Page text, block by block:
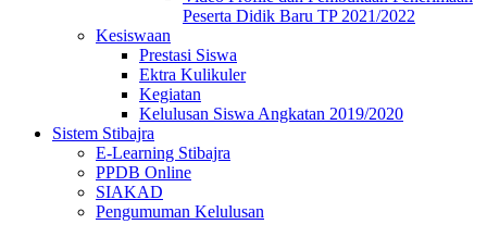
Peserta Didik Baru TP 2021/2022
Kesiswaan
Prestasi Siswa
Ektra Kulikuler
Kegiatan
Kelulusan Siswa Angkatan 2019/2020
Sistem Stibajra
E-Learning Stibajra
PPDB Online
SIAKAD
Pengumuman Kelulusan